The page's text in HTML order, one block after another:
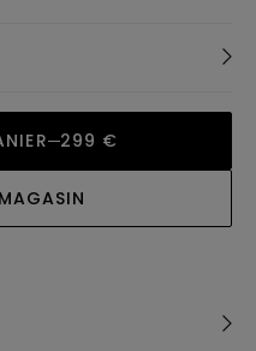
299 €